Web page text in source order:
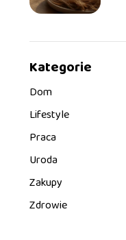
Kategorie
Dom
Lifestyle
Praca
Uroda
Zakupy
Zdrowie